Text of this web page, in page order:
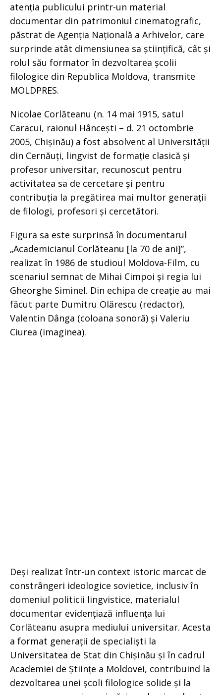
atenția publicului printr-un material
documentar din patrimoniul cinematografic,
păstrat de Agenția Națională a Arhivelor, care
surprinde atât dimensiunea sa științifică, cât și
rolul său formator în dezvoltarea școlii
filologice din Republica Moldova, transmite
MOLDPRES.
Nicolae Corlăteanu (n. 14 mai 1915, satul
Caracui, raionul Hâncești – d. 21 octombrie
2005, Chișinău) a fost absolvent al Universității
din Cernăuți, lingvist de formație clasică și
profesor universitar, recunoscut pentru
activitatea sa de cercetare și pentru
contribuția la pregătirea mai multor generații
de filologi, profesori și cercetători.
Figura sa este surprinsă în documentarul
„Academicianul Corlăteanu [la 70 de ani]”,
realizat în 1986 de studioul Moldova-Film, cu
scenariul semnat de Mihai Cimpoi și regia lui
Gheorghe Siminel. Din echipa de creație au mai
făcut parte Dumitru Olărescu (redactor),
Valentin Dânga (coloana sonoră) și Valeriu
Ciurea (imaginea).
Deși realizat într-un context istoric marcat de
constrângeri ideologice sovietice, inclusiv în
domeniul politicii lingvistice, materialul
documentar evidențiază influența lui
Corlăteanu asupra mediului universitar. Acesta
a format generații de specialiști la
Universitatea de Stat din Chișinău și în cadrul
Academiei de Științe a Moldovei, contribuind la
dezvoltarea unei școli filologice solide și la